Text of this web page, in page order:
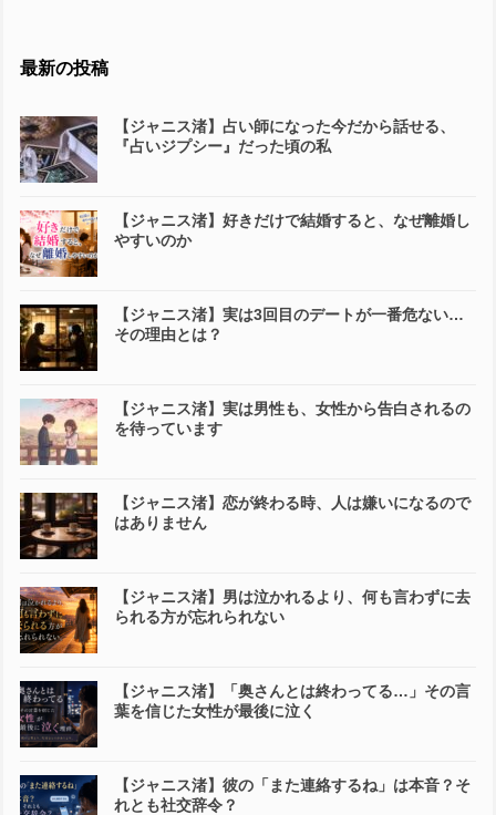
最新の投稿
【ジャニス渚】占い師になった今だから話せる、
『占いジプシー』だった頃の私
【ジャニス渚】好きだけで結婚すると、なぜ離婚し
やすいのか
【ジャニス渚】実は3回目のデートが一番危ない…
その理由とは？
【ジャニス渚】実は男性も、女性から告白されるの
を待っています
【ジャニス渚】恋が終わる時、人は嫌いになるので
はありません
【ジャニス渚】男は泣かれるより、何も言わずに去
られる方が忘れられない
【ジャニス渚】「奥さんとは終わってる…」その言
葉を信じた女性が最後に泣く
【ジャニス渚】彼の「また連絡するね」は本音？そ
れとも社交辞令？